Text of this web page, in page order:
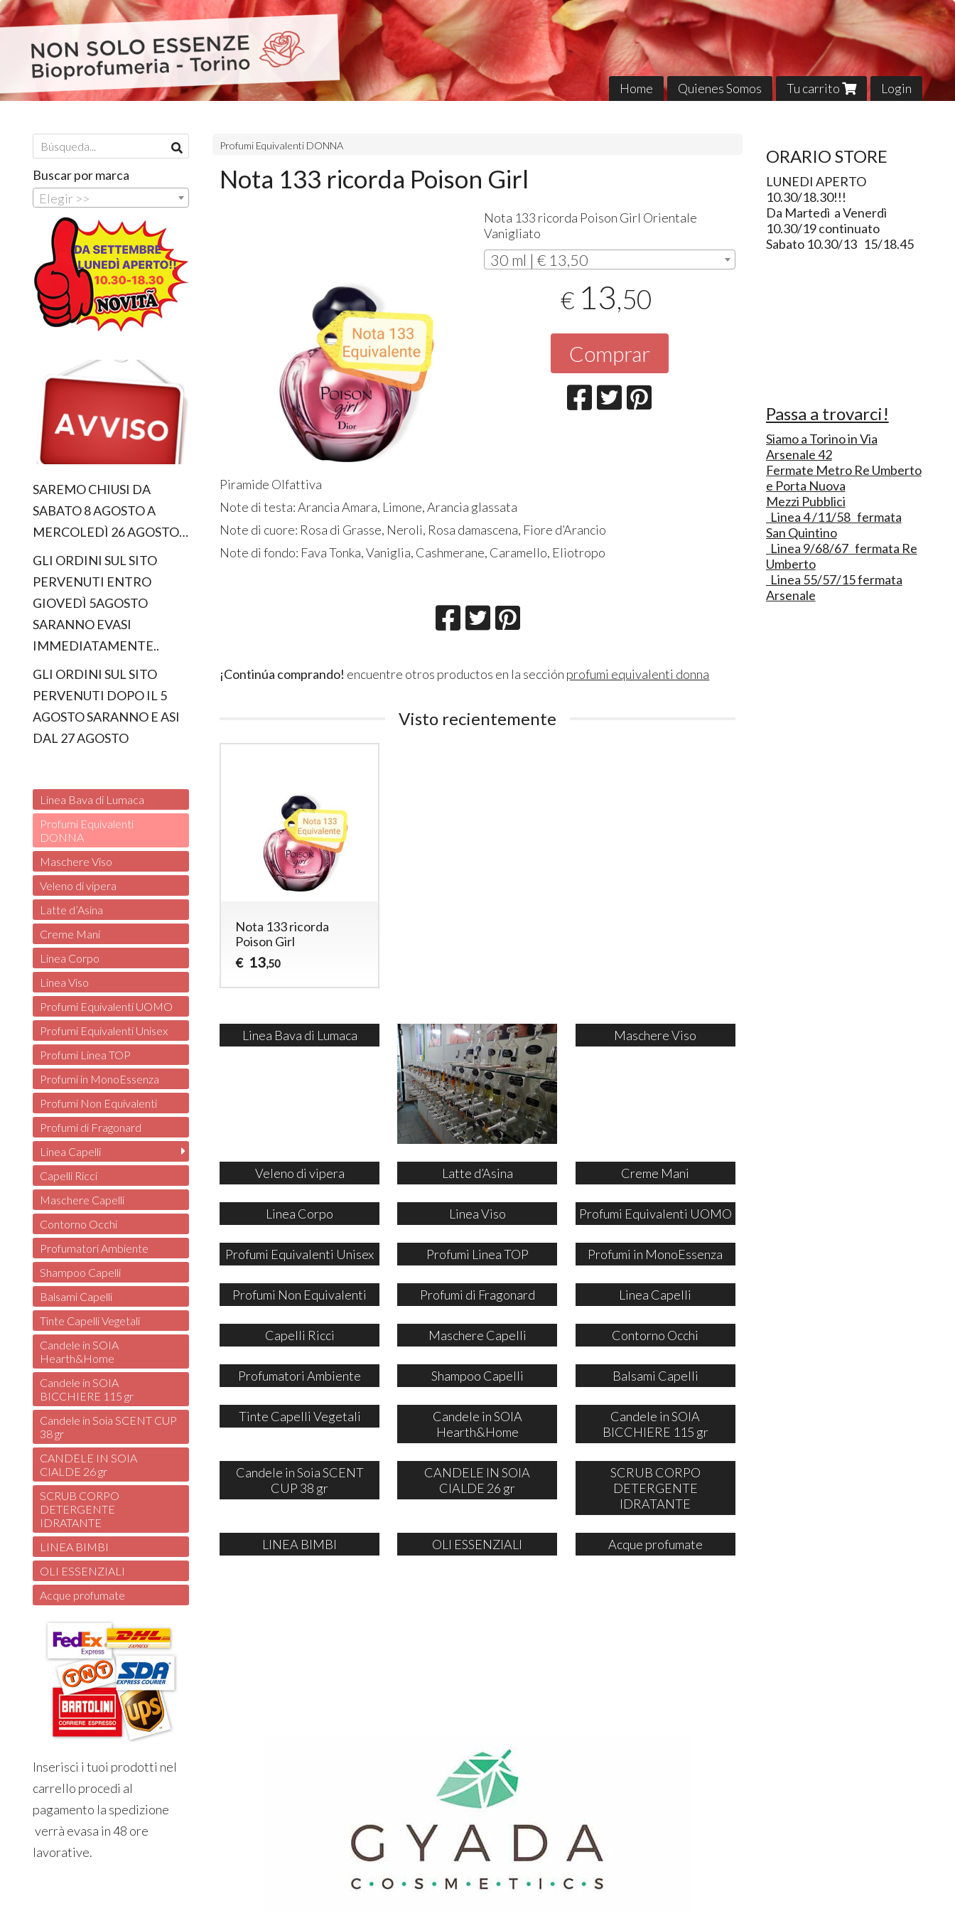
Home Quienes Somos Tu carrito Login
Profumi Equivalenti DONNA
Nota 133 ricorda Poison Girl
Nota 133 ricorda Poison Girl Orientale
Vanigliato
30 ml | € 13,50
€ 13,50
Comprar
Piramide Olfattiva
Note di testa: Arancia Amara, Limone, Arancia glassata
Note di cuore: Rosa di Grasse, Neroli, Rosa damascena, Fiore d’Arancio
Note di fondo: Fava Tonka, Vaniglia, Cashmerane, Caramello, Eliotropo
¡Continúa comprando! encuentre otros productos en la sección profumi equivalenti donna
Visto recientemente
Nota 133 ricorda
Poison Girl
€ 13,50
Linea Bava di Lumaca Maschere Viso
Veleno di vipera Latte d’Asina Creme Mani
Linea Corpo Linea Viso Profumi Equivalenti UOMO
Profumi Equivalenti Unisex Profumi Linea TOP Profumi in MonoEssenza
Profumi Non Equivalenti Profumi di Fragonard Linea Capelli
Capelli Ricci Maschere Capelli Contorno Occhi
Profumatori Ambiente Shampoo Capelli Balsami Capelli
Tinte Capelli Vegetali
Candele in SOIA
Hearth&Home
Candele in SOIA
BICCHIERE 115 gr
Candele in Soia SCENT
CUP 38 gr
CANDELE IN SOIA
CIALDE 26 gr
SCRUB CORPO
DETERGENTE
IDRATANTE
LINEA BIMBI OLI ESSENZIALI Acque profumate
Buscar por marca
Elegir >>
SAREMO CHIUSI DA
SABATO 8 AGOSTO A
MERCOLEDÌ 26 AGOSTO…
GLI ORDINI SUL SITO
PERVENUTI ENTRO
GIOVEDÌ 5AGOSTO
SARANNO EVASI
IMMEDIATAMENTE..
GLI ORDINI SUL SITO
PERVENUTI DOPO IL 5
AGOSTO SARANNO E ASI
DAL 27 AGOSTO
Linea Bava di Lumaca
Profumi Equivalenti
DONNA
Maschere Viso
Veleno di vipera
Latte d’Asina
Creme Mani
Linea Corpo
Linea Viso
Profumi Equivalenti UOMO
Profumi Equivalenti Unisex
Profumi Linea TOP
Profumi in MonoEssenza
Profumi Non Equivalenti
Profumi di Fragonard
Linea Capelli
Capelli Ricci
Maschere Capelli
Contorno Occhi
Profumatori Ambiente
Shampoo Capelli
Balsami Capelli
Tinte Capelli Vegetali
Candele in SOIA
Hearth&Home
Candele in SOIA
BICCHIERE 115 gr
Candele in Soia SCENT CUP
38 gr
CANDELE IN SOIA
CIALDE 26 gr
SCRUB CORPO
DETERGENTE
IDRATANTE
LINEA BIMBI
OLI ESSENZIALI
Acque profumate
Inserisci i tuoi prodotti nel
carrello procedi al
pagamento la spedizione
verrà evasa in 48 ore
lavorative.
ORARIO STORE
LUNEDI APERTO
10.30/18.30!!!
Da Martedì a Venerdì
10.30/19 continuato
Sabato 10.30/13 15/18.45
Passa a trovarci!
Siamo a Torino in Via
Arsenale 42
Fermate Metro Re Umberto
e Porta Nuova
Mezzi Pubblici
Linea 4 /11/58 fermata
San Quintino
Linea 9/68/67 fermata Re
Umberto
Linea 55/57/15 fermata
Arsenale